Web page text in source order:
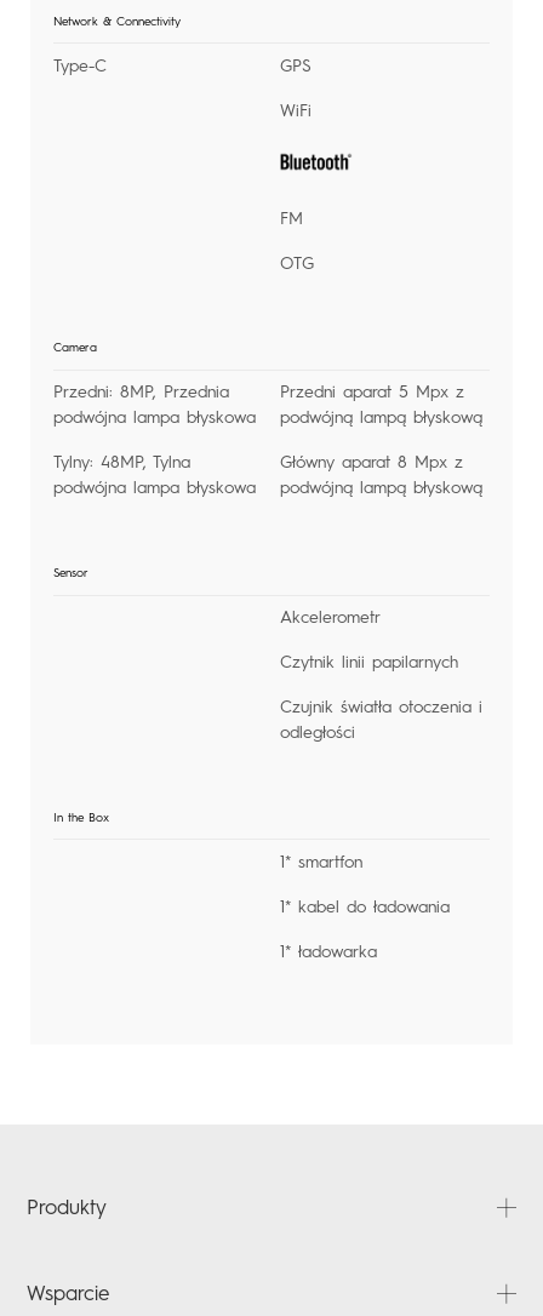
Network & Connectivity
Type-C GPS
WiFi
FM
OTG
Camera
Przedni: 8MP, Przednia
podwójna lampa błyskowa
Tylny: 48MP, Tylna
podwójna lampa błyskowa
Przedni aparat 5 Mpx z
podwójną lampą błyskową
Główny aparat 8 Mpx z
podwójną lampą błyskową
Sensor
Akcelerometr
Czytnik linii papilarnych
Czujnik światła otoczenia i
odległości
In the Box
1* smartfon
1* kabel do ładowania
1* ładowarka
Produkty
Wsparcie